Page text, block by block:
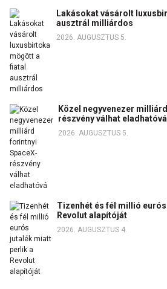
Lakásokat vásárolt
ausztrál milliárdos
2026. AUGUSZTUS 5.
Közel negyvenezer
részvény válhat eladhatóvá
2026. AUGUSZTUS 5.
Tizenhét és fél millió
Revolut alapítóját
2026. AUGUSZTUS 4.